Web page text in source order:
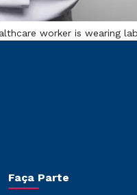
worker is wearing
Faça Parte